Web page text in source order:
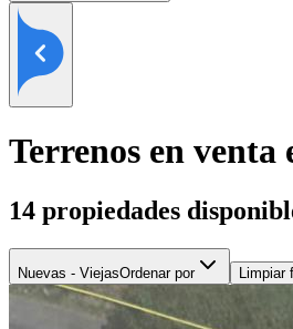
Terrenos en venta
14 propiedades
Nuevas - ViejasOrdenar por Limpiar